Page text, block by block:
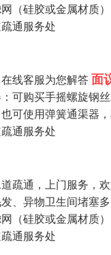
（硅胶或金属材质
通服务处
线客服为您解答面
可购买手摇螺旋钢
可使用弹簧通渠器
通服务处
疏通，上门服务，
、异物卫生间堵塞
（硅胶或金属材质
通服务处